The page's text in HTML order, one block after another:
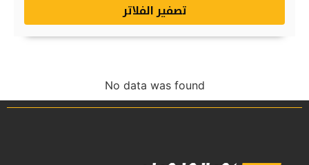
تصفير الفلاتر
No data was found